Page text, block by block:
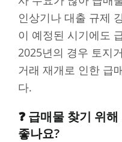
인상기나 대출 규제
이 예정된 시기에도
2025년의 경우 토지
거래 재개로 인한 급
다.
❓ 급매물 찾기 위
좋나요?